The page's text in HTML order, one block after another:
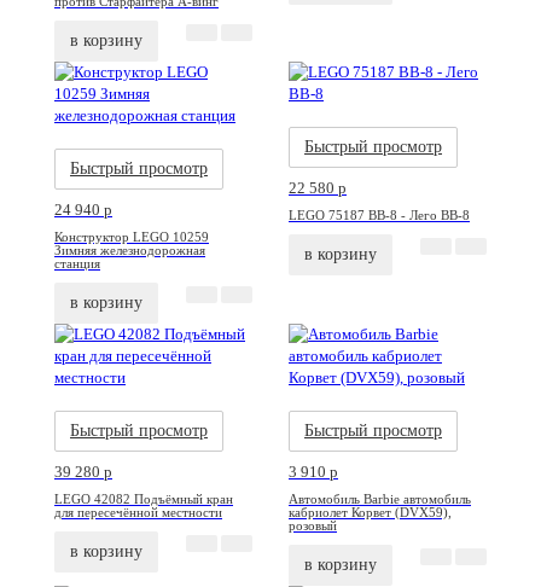
в корзину
Быстрый просмотр
24 940 p
Конструктор LEGO 10259
Зимняя железнодорожная
станция
в корзину
Быстрый просмотр
22 580 p
LEGO 75187 BB-8 - Лего BB-8
в корзину
Быстрый просмотр
39 280 p
LEGO 42082 Подъёмный кран
для пересечённой местности
в корзину
Быстрый просмотр
3 910 p
Автомобиль Barbie автомобиль
кабриолет Корвет (DVX59),
розовый
в корзину